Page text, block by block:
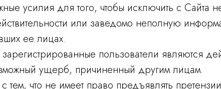
усилия для того, чтобы исключить с Сайта
или заведомо неполную
ее лицах.
пользователи являются
ущерб, причиненный другим лицам.
что не имеет право предъявлять